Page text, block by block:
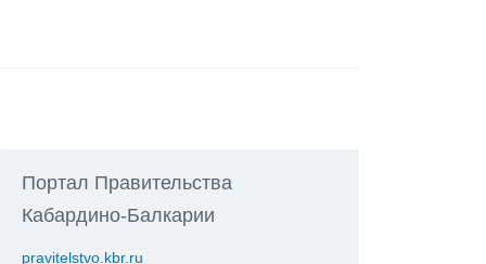
Портал Правительства
Кабардино-Балкарии
pravitelstvo.kbr.ru